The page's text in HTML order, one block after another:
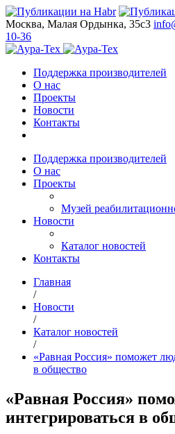
Москва, Малая Ордынка, 35с3
10-36
Поддержка производителей
О нас
Проекты
Новости
Контакты
Поддержка производителей
О нас
Проекты
Музей
Новости
Каталог новостей
Контакты
Главная
/
Новости
/
Каталог новостей
/
«Равная Россия» поможет
в общество
«Равная Россия»
интегрироваться в